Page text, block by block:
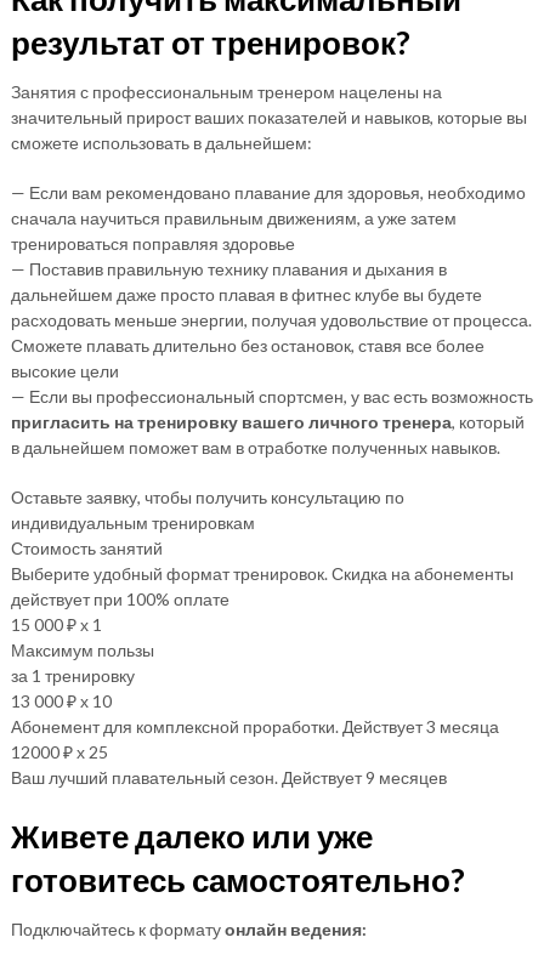
результат от тренировок?
Занятия с профессиональным тренером нацелены на
значительный прирост ваших показателей и навыков, которые вы
сможете использовать в дальнейшем:
— Если вам рекомендовано плавание для здоровья, необходимо
сначала научиться правильным движениям, а уже затем
тренироваться поправляя здоровье
— Поставив правильную технику плавания и дыхания в
дальнейшем даже просто плавая в фитнес клубе вы будете
расходовать меньше энергии, получая удовольствие от процесса.
Сможете плавать длительно без остановок, ставя все более
высокие цели
— Если вы профессиональный спортсмен, у вас есть возможность
пригласить на тренировку вашего личного тренера, который
в дальнейшем поможет вам в отработке полученных навыков.
Оставьте заявку, чтобы получить консультацию по
индивидуальным тренировкам
Стоимость занятий
Выберите удобный формат тренировок. Скидка на абонементы
действует при 100% оплате
15 000 ₽ х 1
Максимум пользы
за 1 тренировку
13 000 ₽ х 10
Абонемент для комплексной проработки. Действует 3 месяца
12000 ₽ х 25
Ваш лучший плавательный сезон. Действует 9 месяцев
Живете далеко или уже
готовитесь самостоятельно?
Подключайтесь к форматуонлайн ведения: